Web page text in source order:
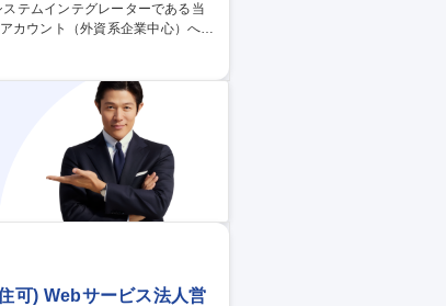
グ・提案 ■見積・提案資料作成、
可) Webサービス法人営